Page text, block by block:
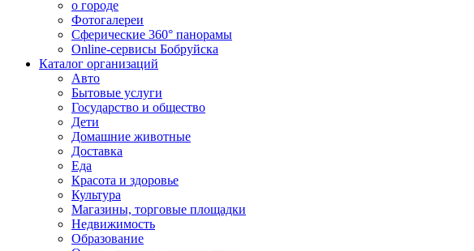
о городе
Фотогалереи
Сферические 360° панорамы
Online-сервисы Бобруйска
Каталог организаций
Авто
Бытовые услуги
Государство и общество
Дети
Домашние животные
Доставка
Еда
Красота и здоровье
Культура
Магазины, торговые площадки
Недвижимость
Образование